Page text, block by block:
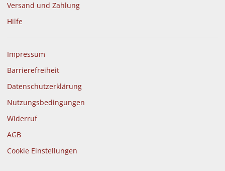
Versand und Zahlung
Hilfe
Impressum
Barrierefreiheit
Datenschutzerklärung
Nutzungsbedingungen
Widerruf
AGB
Cookie Einstellungen